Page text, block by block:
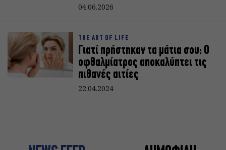
04.06.2026
THE ART OF LIFE
Γιατί πρήστηκαν τα μάτια σου; Ο
οφθαλμίατρος αποκαλύπτει τις
πιθανές αιτίες
22.04.2024